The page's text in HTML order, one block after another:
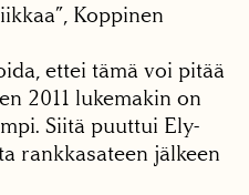
Koppinen
ettei tämä voi pitää
2011 lukemakin on
Siitä puuttui Ely-
rankkasateen jälkeen